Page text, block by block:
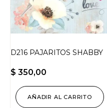
D216 PAJARITOS SHABBY
$ 350,00
AÑADIR AL CARRITO